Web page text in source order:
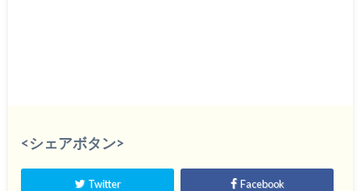
<シェアボタン>
Twitter Facebook